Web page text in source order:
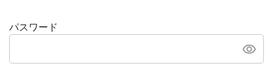
パスワード